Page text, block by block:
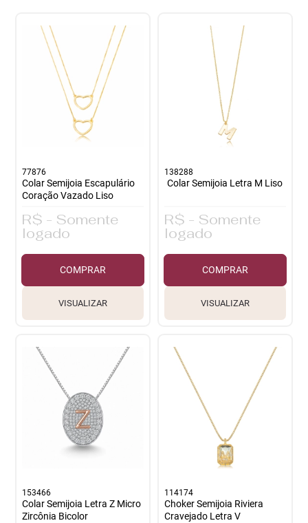
77876
Colar Semijoia Escapulário
Coração Vazado Liso
R$ - Somente
logado
COMPRAR
VISUALIZAR
138288
Colar Semijoia Letra M Liso
R$ - Somente
logado
COMPRAR
VISUALIZAR
153466
Colar Semijoia Letra Z Micro
Zircônia Bicolor
114174
Choker Semijoia Riviera
Cravejado Letra V